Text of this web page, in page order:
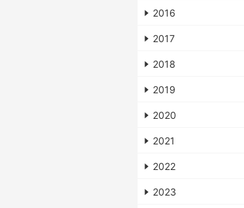
2016
2017
2018
2019
2020
2021
2022
2023